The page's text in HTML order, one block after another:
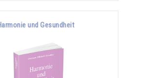
und Gesundheit